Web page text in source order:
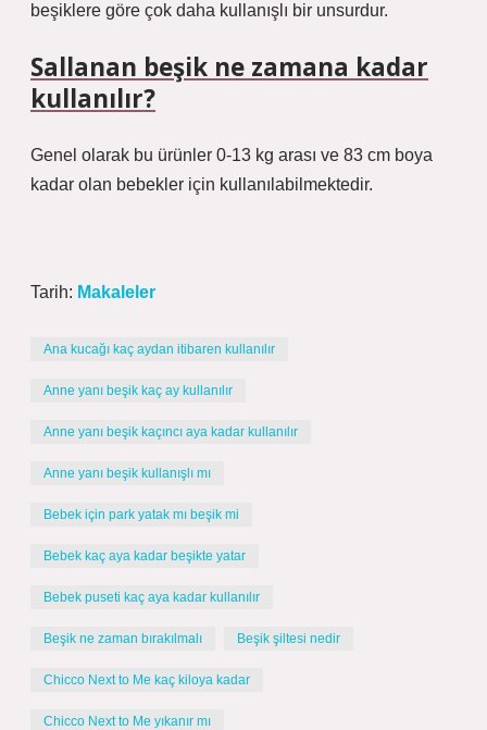
beşiklere göre çok daha kullanışlı bir unsurdur.
Sallanan beşik ne zamana kadar
kullanılır?
Genel olarak bu ürünler 0-13 kg arası ve 83 cm boya
kadar olan bebekler için kullanılabilmektedir.
Tarih: Makaleler
Ana kucağı kaç aydan itibaren kullanılır
Anne yanı beşik kaç ay kullanılır
Anne yanı beşik kaçıncı aya kadar kullanılır
Anne yanı beşik kullanışlı mı
Bebek için park yatak mı beşik mi
Bebek kaç aya kadar beşikte yatar
Bebek puseti kaç aya kadar kullanılır
Beşik ne zaman bırakılmalı Beşik şiltesi nedir
Chicco Next to Me kaç kiloya kadar
Chicco Next to Me yıkanır mı